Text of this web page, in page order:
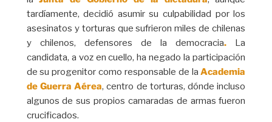
tardíamente, decidió asumir su culpabilidad por los
asesinatos y torturas que sufrieron miles de chilenas
y chilenos, defensores de la democracia. La
candidata, a voz en cuello, ha negado la participación
de su progenitor como responsable de laAcademia
de Guerra Aérea, centro de torturas, dónde incluso
algunos de sus propios camaradas de armas fueron
crucificados.